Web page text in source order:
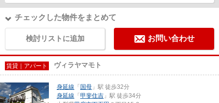
チェックした物件をまとめて
検討リストに追加 お問い合わせ
賃貸｜アパート ヴィラヤマモト
身延線 「 国母 」駅 徒歩32分
身延線 「 甲斐住吉 」駅 徒歩34分